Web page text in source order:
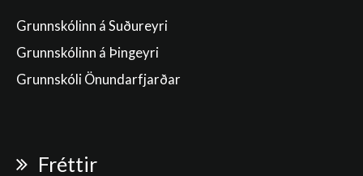
Grunnskólinn á Suðureyri
Grunnskólinn á Þingeyri
Grunnskóli Önundarfjarðar
Fréttir